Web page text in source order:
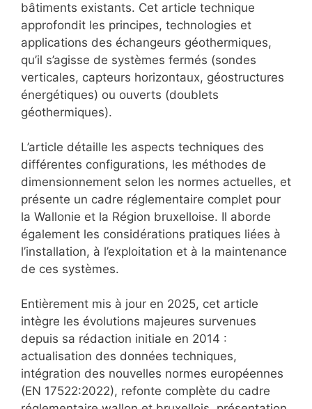
bâtiments existants. Cet article technique
approfondit les principes, technologies et
applications des échangeurs géothermiques,
qu’il s’agisse de systèmes fermés (sondes
verticales, capteurs horizontaux, géostructures
énergétiques) ou ouverts (doublets
géothermiques).
L’article détaille les aspects techniques des
différentes configurations, les méthodes de
dimensionnement selon les normes actuelles, et
présente un cadre réglementaire complet pour
la Wallonie et la Région bruxelloise. Il aborde
également les considérations pratiques liées à
l’installation, à l’exploitation et à la maintenance
de ces systèmes.
Entièrement mis à jour en 2025, cet article
intègre les évolutions majeures survenues
depuis sa rédaction initiale en 2014 :
actualisation des données techniques,
intégration des nouvelles normes européennes
(EN 17522:2022), refonte complète du cadre